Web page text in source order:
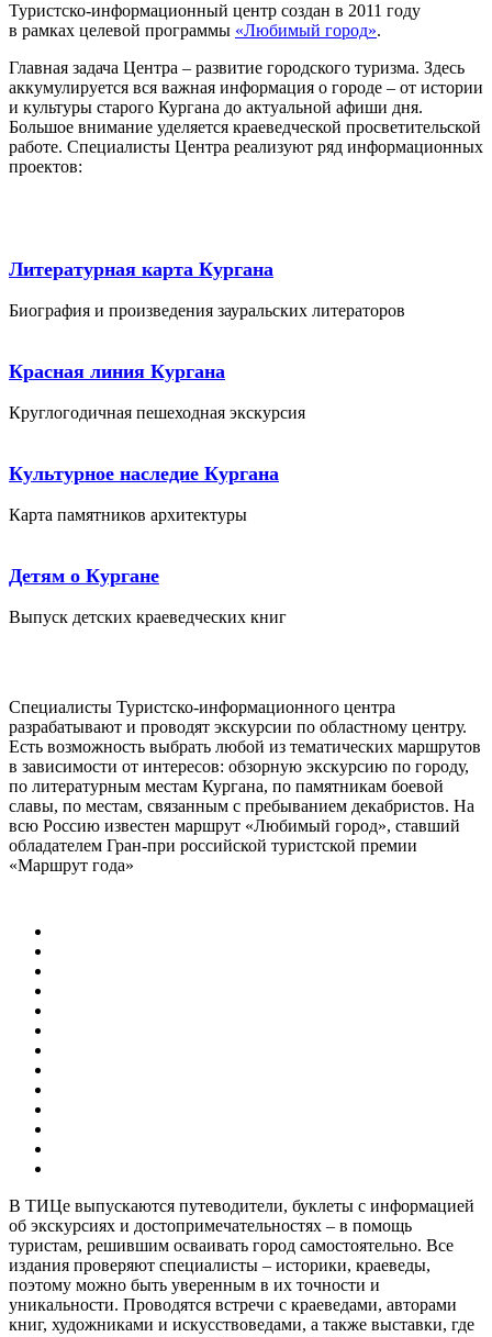
Туристско-информационный центр создан в 2011 году
в рамках целевой программы «Любимый город».
Главная задача Центра – развитие городского туризма. Здесь
аккумулируется вся важная информация о городе – от истории
и культуры старого Кургана до актуальной афиши дня.
Большое внимание уделяется краеведческой просветительской
работе. Специалисты Центра реализуют ряд информационных
проектов:
Литературная карта Кургана
Биография и произведения зауральских литераторов
Красная линия Кургана
Круглогодичная пешеходная экскурсия
Культурное наследие Кургана
Карта памятников архитектуры
Детям о Кургане
Выпуск детских краеведческих книг
Специалисты Туристско-информационного центра
разрабатывают и проводят экскурсии по областному центру.
Есть возможность выбрать любой из тематических маршрутов
в зависимости от интересов: обзорную экскурсию по городу,
по литературным местам Кургана, по памятникам боевой
славы, по местам, связанным с пребыванием декабристов. На
всю Россию известен маршрут «Любимый город», ставший
обладателем Гран-при российской туристской премии
«Маршрут года»
В ТИЦе выпускаются путеводители, буклеты с информацией
об экскурсиях и достопримечательностях – в помощь
туристам, решившим осваивать город самостоятельно. Все
издания проверяют специалисты – историки, краеведы,
поэтому можно быть уверенным в их точности и
уникальности. Проводятся встречи с краеведами, авторами
книг, художниками и искусствоведами, а также выставки, где